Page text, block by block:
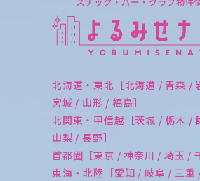
北海道・東北［北海道 / 青森 /
宮城 / 山形 / 福島］
北関東・甲信越［茨城 / 栃木 /
山梨 / 長野］
首都圏［東京 / 神奈川 / 埼玉 /
東海・北陸［愛知 / 岐阜 / 三重